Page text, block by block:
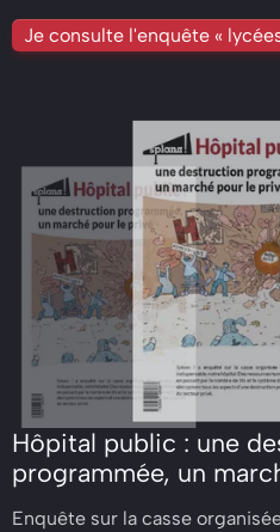
Je consulte l'enquête «
Hôpital public : une
programmée, un
Enquête sur la casse